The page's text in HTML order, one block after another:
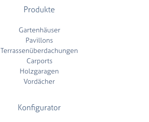
Produkte
Gartenhäuser
Pavillons
Terrassenüberdachungen
Carports
Holzgaragen
Vordächer
Konfigurator